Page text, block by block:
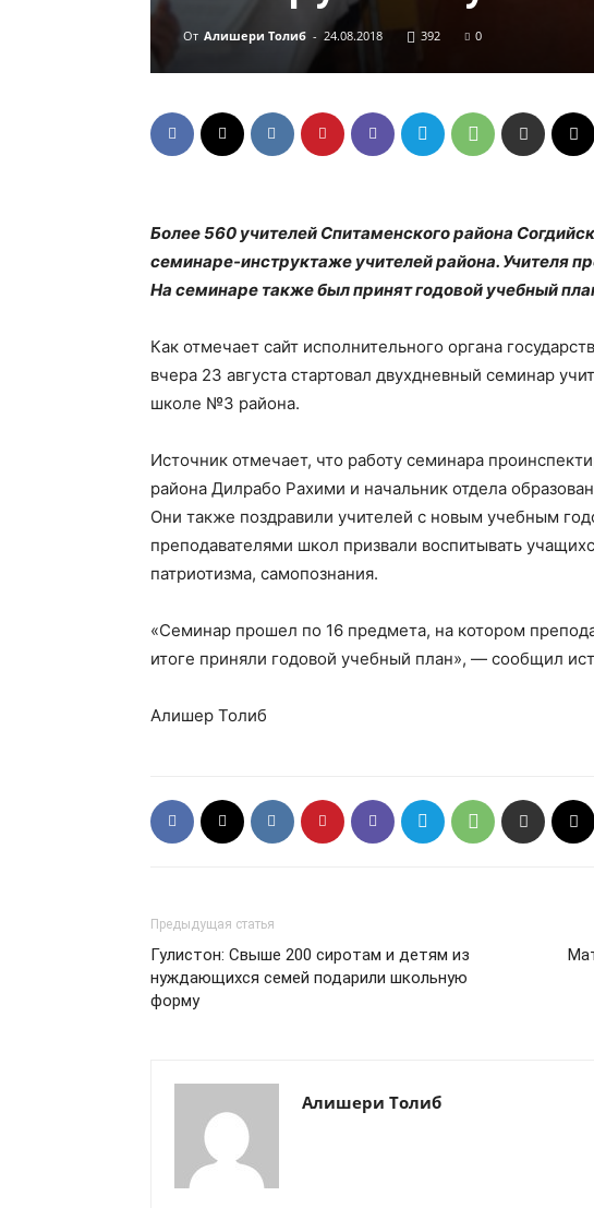
От Алишери Толиб - 24.08.2018 392 0
Более 560 учителей Спитаменского района
семинаре-инструктаже учителей района. Учителя
На семинаре также был принят годовой учебный
Как отмечает сайт исполнительного органа
вчера 23 августа стартовал двухдневный семинар
школе №3 района.
Источник отмечает, что работу семинара
района Дилрабо Рахими и начальник отдела
Они также поздравили учителей с новым учебным
преподавателями школ призвали воспитывать
патриотизма, самопознания.
«Семинар прошел по 16 предмета, на котором
итоге приняли годовой учебный план», — сообщил
Алишер Толиб
Предыдущая статья
Гулистон: Свыше 200 сиротам и детям из
нуждающихся семей подарили школьную
форму
Алишери Толиб